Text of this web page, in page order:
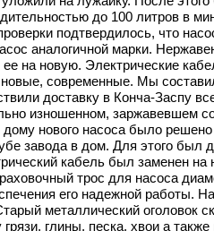
до 100 литров в
подтвердилось, что
аналогичной марки.
на новую. Электрические
современные. Мы
доставку в Конча-Заспу
изношенном, заржавевшем
нового насоса было
завода в дом. Для этого был
кабель был заменен
трос для насоса
его надежной работы.
металлический оголовок
глины, песка, хвои а